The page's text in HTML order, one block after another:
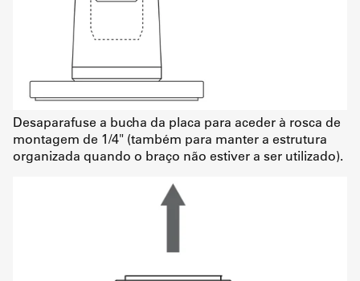
Desaparafuse a bucha da placa para aceder à rosca de
montagem de 1/4" (também para manter a estrutura
organizada quando o braço não estiver a ser utilizado).